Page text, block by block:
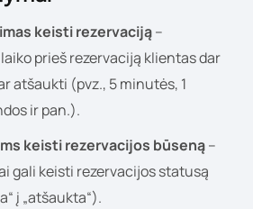
keisti rezervaciją–
prieš rezervaciją klientas dar
atšaukti (pvz., 5 minutės, 1
ir pan.).
keisti rezervacijos būseną–
gali keisti rezervacijos statusą
į „atšaukta“).